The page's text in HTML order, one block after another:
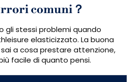
comuni？
gli stessi problemi quando
elasticizzato. La buona
a cosa prestare attenzione,
facile di quanto pensi.